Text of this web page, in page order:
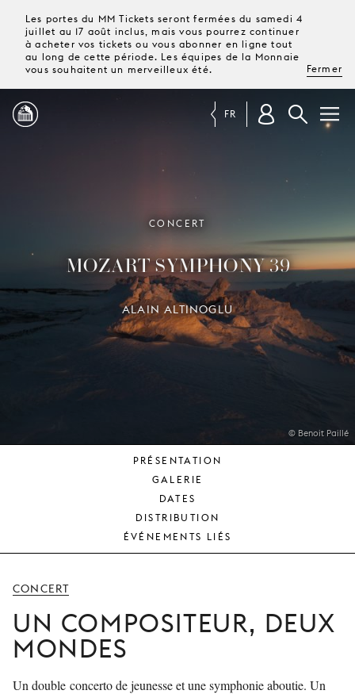
Les portes du MM Tickets seront fermées du samedi 4
juillet au 17 août inclus, mais vous pourrez continuer
à acheter vos tickets ou vous abonner en ligne tout
au long de cette période. Les équipes de la Monnaie
vous souhaitent un merveilleux été.
Fermer
TICKETS &
ABONNEMENTS
VOTRE
VISITE
LA
SOUTENIR
FR
© Benoit Paillé
CONCERT
MOZART SYMPHONY 39
ALAIN ALTINOGLU
PRÉSENTATION
GALERIE
DATES
DISTRIBUTION
ÉVÉNEMENTS LIÉS
CONCERT
UN COMPOSITEUR, DEUX
MONDES
Un double concerto de jeunesse et une symphonie aboutie. Un